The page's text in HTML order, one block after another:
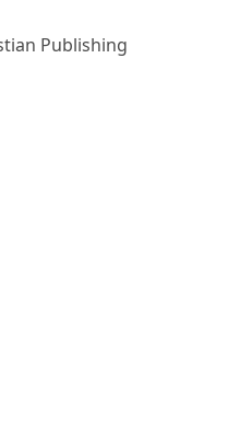
Publishing